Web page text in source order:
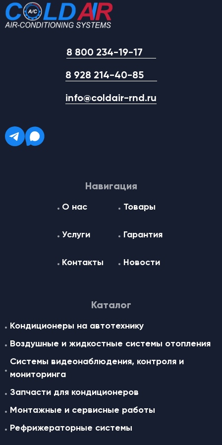
8 800 234-19-17
8 928 214-40-85
info@coldair-rnd.ru
Навигация
О нас Товары
Услуги Гарантия
Контакты Новости
Каталог
Кондиционеры на автотехнику
Воздушные и жидкостные cистемы отопления
Системы видеонаблюдения, контроля и
мониторинга
Запчасти для кондиционеров
Монтажные и сервисные работы
Рефрижераторные системы